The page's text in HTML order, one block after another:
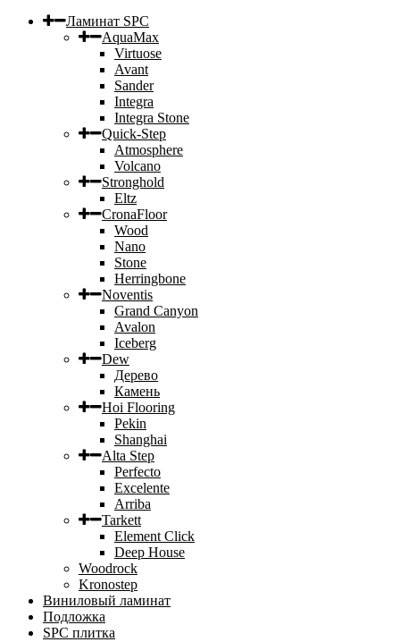
Ламинат SPC
AquaMax
Virtuose
Avant
Sander
Integra
Integra Stone
Quick-Step
Atmosphere
Volcano
Stronghold
Eltz
CronaFloor
Wood
Nano
Stone
Herringbone
Noventis
Grand Canyon
Avalon
Iceberg
Dew
Дерево
Камень
Hoi Flooring
Pekin
Shanghai
Alta Step
Perfecto
Excelente
Arriba
Tarkett
Element Click
Deep House
Woodrock
Kronostep
Виниловый ламинат
Подложка
SPC плитка